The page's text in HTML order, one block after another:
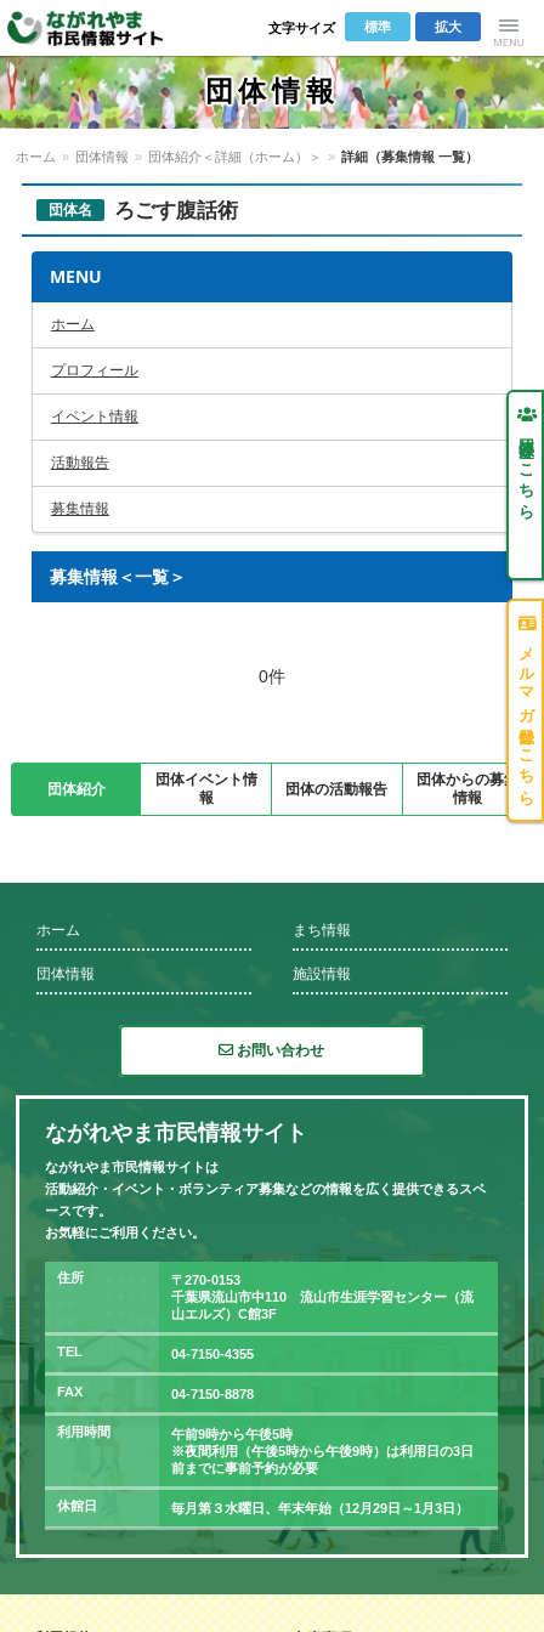
Menu
拡大
標準
文字サイズ
団体情報
ホーム » 団体情報 » 団体紹介＜詳細（ホーム）＞ » 詳細（募集情報 一覧）
団体名 ろごす腹話術
MENU
ホーム
プロフィール
イベント情報
活動報告
募集情報
募集情報＜一覧＞
0件
団体紹介
団体イベント情
報
団体の活動報告
団体からの募集
情報
団体登録はこちら
メルマガ登録はこちら
ホーム まち情報
団体情報 施設情報
お問い合わせ
ながれやま市民情報サイト
ながれやま市民情報サイトは
活動紹介・イベント・ボランティア募集などの情報を広く提供できるスペ
ースです。
お気軽にご利用ください。
住所
〒270-0153
千葉県流山市中110 流山市生涯学習センター（流
山エルズ）C館3F
TEL 04-7150-4355
FAX 04-7150-8878
利用時間
午前9時から午後5時
※夜間利用（午後5時から午後9時）は利用日の3日
前までに事前予約が必要
休館日 毎月第３水曜日、年末年始（12月29日～1月3日）